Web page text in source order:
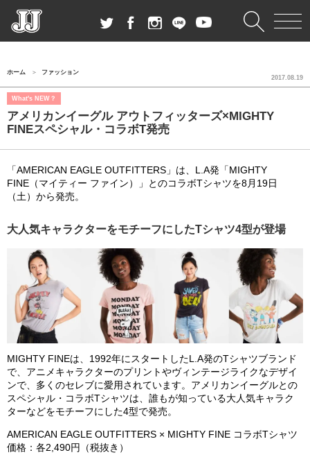
ホーム ファッション
What's NEW？
アメリカンイーグル アウトフィッターズ×MIGHTY
FINEスペシャル・コラボT発売
2017.08.19
「AMERICAN EAGLE OUTFITTERS」は、L.A発「MIGHTY
FINE（マイティー ファイン）」とのコラボTシャツを8月19日
（土）から発売。
大人気キャラクターをモチーフにしたTシャツ4型が登場
MIGHTY FINEは、1992年にスタートしたL.A発のTシャツブランド
で、アニメキャラクターのプリントやヴィンテージライクなデザイ
ンで、多くのセレブに愛用されています。アメリカンイーグルとの
スペシャル・コラボTシャツは、誰もが知っている大人気キャラク
ターなどをモチーフにした4型で発売。
AMERICAN EAGLE OUTFITTERS × MIGHTY FINE コラボTシャツ
価格：各2,490円（税抜き）